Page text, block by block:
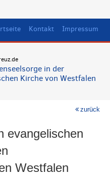
Kontakt Impressum
in der
Kirche von Westfalen
zurück
evangelischen
Westfalen